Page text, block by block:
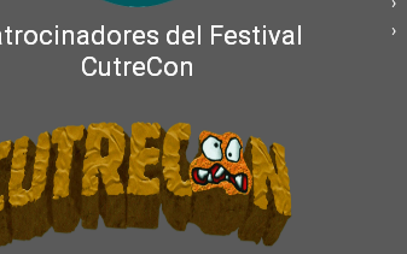
del Festival
CutreCon